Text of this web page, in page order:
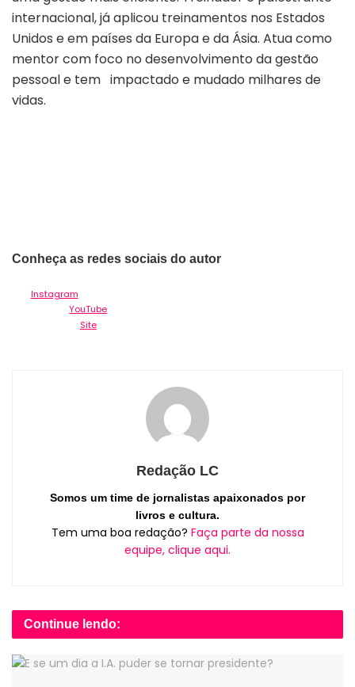
internacional, já aplicou treinamentos nos Estados
Unidos e em países da Europa e da Ásia. Atua como
mentor com foco no desenvolvimento da gestão
pessoal e tem impactado e mudado milhares de
vidas.
Conheça as redes sociais do autor
Instagram
YouTube
Site
Redação LC
Somos um time de jornalistas apaixonados por
livros e cultura.
Tem uma boa redação? Faça parte da nossa
equipe, clique aqui.
Continue lendo: